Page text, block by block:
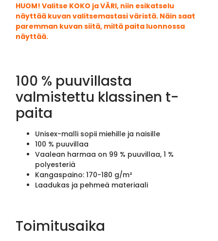
HUOM! Valitse KOKO ja VÄRI, niin esikatselu
näyttää kuvan valitsemastasi väristä. Näin saat
paremman kuvan siitä, miltä paita luonnossa
näyttää.
100 % puuvillasta
valmistettu klassinen t-
paita
Unisex-malli sopii miehille ja naisille
100 % puuvillaa
Vaalean harmaa on 99 % puuvillaa, 1 %
polyesteriä
Kangaspaino: 170-180 g/m²
Laadukas ja pehmeä materiaali
Toimitusaika